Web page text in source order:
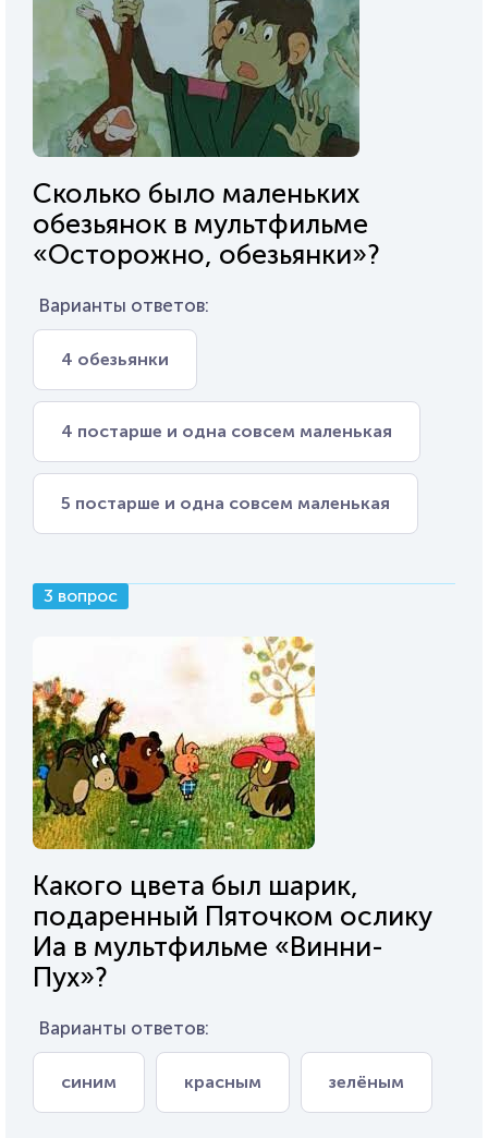
Сколько было маленьких
обезьянок в мультфильме
«Осторожно, обезьянки»?
Варианты ответов:
4 обезьянки
4 постарше и одна совсем маленькая
5 постарше и одна совсем маленькая
3 вопрос
Какого цвета был шарик,
подаренный Пяточком ослику
Иа в мультфильме «Винни-
Пух»?
Варианты ответов:
синим красным зелёным